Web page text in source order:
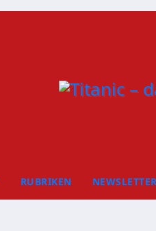
RUBRIKEN